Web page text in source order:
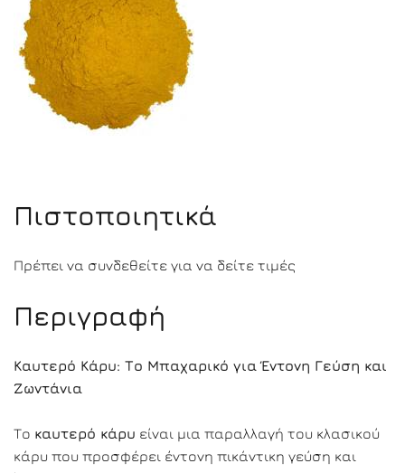
Πιστοποιητικά
Πρέπει να συνδεθείτε για να δείτε τιμές
Περιγραφή
Καυτερό Κάρυ: Το Μπαχαρικό για Έντονη Γεύση και
Ζωντάνια
Το καυτερό κάρυ είναι μια παραλλαγή του κλασικού
κάρυ που προσφέρει έντονη πικάντικη γεύση και